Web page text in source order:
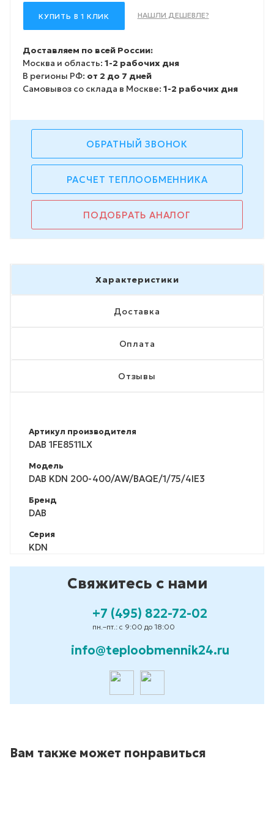
КУПИТЬ В 1 КЛИК НАШЛИ ДЕШЕВЛЕ?
Доставляем по всей России:
Москва и область: 1-2 рабочих дня
В регионы РФ: от 2 до 7 дней
Самовывоз со склада в Москве: 1-2 рабочих дня
ОБРАТНЫЙ ЗВОНОК
РАСЧЕТ ТЕПЛООБМЕННИКА
ПОДОБРАТЬ АНАЛОГ
Характеристики
Доставка
Оплата
Отзывы
Артикул производителя
DAB 1FE8511LX
Модель
DAB KDN 200-400/AW/BAQE/1/75/4IE3
Бренд
DAB
Серия
KDN
Свяжитесь с нами
+7 (495) 822-72-02
пн.–пт.: с 9:00 до 18:00
info@teploobmennik24.ru
Вам также может понравиться